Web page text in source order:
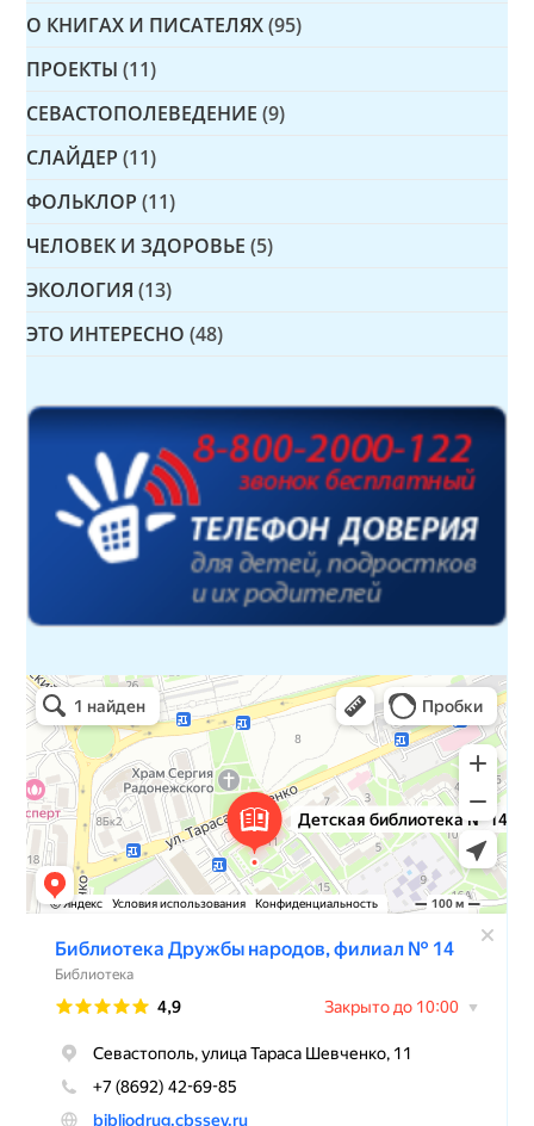
О КНИГАХ И ПИСАТЕЛЯХ (95)
ПРОЕКТЫ (11)
СЕВАСТОПОЛЕВЕДЕНИЕ (9)
СЛАЙДЕР (11)
ФОЛЬКЛОР (11)
ЧЕЛОВЕК И ЗДОРОВЬЕ (5)
ЭКОЛОГИЯ (13)
ЭТО ИНТЕРЕСНО (48)
Детская библиотека № 14 Дружбы народов
Библиотека в Севастополе